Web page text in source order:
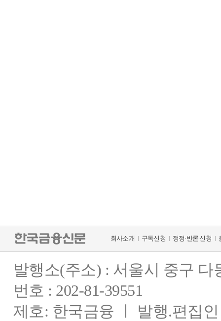
회사소개 구독신청 정정·반론 신청
발행소(주소) : 서울시 중구
번호 : 202-81-39551
제호: 한국금융 ㅣ 발행.편집